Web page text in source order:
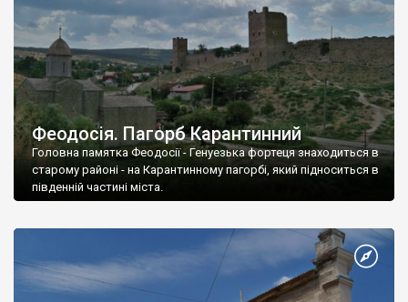
Феодосія. Пагорб Карантинний
Головна памятка Феодосії - Генуезька фортеця знаходиться в
старому районі - на Карантинному пагорбі, який підноситься в
південній частині міста.